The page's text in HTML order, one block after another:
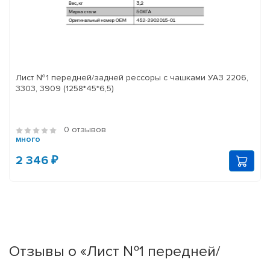
Лист №1 передней/задней рессоры с чашками УАЗ 2206,
3303, 3909 (1258*45*6,5)
0 отзывов
много
2 346 ₽
Отзывы о «Лист №1 передней/